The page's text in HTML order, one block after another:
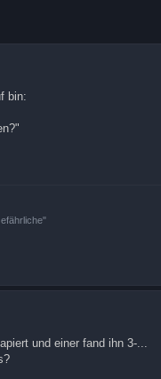
bin:
und einer fand ihn 3-...